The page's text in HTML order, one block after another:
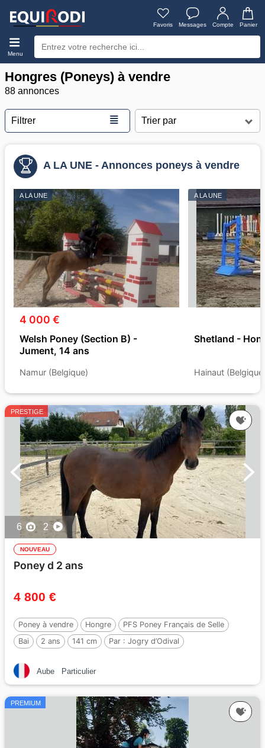
Favoris Messages Compte Panier
Menu
Hongres (Poneys) à vendre
88 annonces
Filtrer ≣
A LA UNE - Annonces poneys à vendre
A LA UNE
4 000 €
Welsh Poney (Section B) -
Jument, 14 ans
Namur (Belgique)
A LA UNE
Shetland -
Hainaut
PRESTIGE
6 2
NOUVEAU
Poney d 2 ans
4 800 €
Poney à vendre Hongre
PFS Poney Français de Selle
Bai
2 ans 141 cm Par : Jogry d’Odival
Aube Particulier
PREMIUM